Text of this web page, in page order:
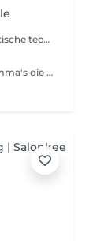
Braziliaanse lymfatische massage is een therapeutische techniek die zich richt op de stimulatie van het lymfestelsel en de ondersteuning van de detoxificatie van het lichaam. Deze massage, die zijn oorsprong in Brazilië heeft, wordt uitgevoerd met zachte, ritmische bewegingen en druk die de lymfe-afvoer bevorderen en de bloedcirculatie verbeteren. Contra-indicaties: 1. Acute infecties 2. Ontstekingziekten 3. Tumoren 4. Trombose 5. Hartproblemen 6. Diabetes 7. Open wonden 8. Zwangerschap
ZEMITS presotherapie biedt verschillende programma's die zich richten op specifieke behoeften van cliënten: 1. **Detoxificatieprogramma**: Ondersteunt het lymfesysteem en verwijdert gifstoffen uit het lichaam. 2. **Vetverbrandingsprogramma**: Versnelt de stofwisseling en helpt bij het afvallen. 3. **Huidverstevigingsprogramma**: Stimuleert de collageenproductie en verstevigt de huid. 4. **Herstelprogramma**: Vermindert spanning in de spieren en bevordert een snellere regeneratie na fysieke activiteit. 5. **Ontspannings- en wellnessprogramma**: Biedt stressverlichting en een aangename, ontspannende ervaring. 6. **Programma ter verbetering van de doorbloeding**: Helpt de doorbloeding van de ledematen te verbeteren en vermindert zwellingen. Deze programma's kunnen worden gepersonaliseerd op basis van de behoeften van elke cliënt, wat zorgt voor effectieve therapeutische resultaten. Presotherapie heeft enkele contra-indicaties: 1. Zwangerschap 2. Infectieziekten 3. Hartproblemen 4. Bloedstolsels 5. Huidziekten 6. Kanker 7. Ernstige neurologische aandoeningen 8. Lage bloeddruk 9. Ontstekingen Raadpleeg altijd een specialist om te zien of de therapie geschikt is.